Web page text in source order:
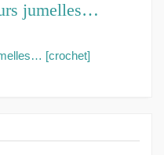
jumelles…